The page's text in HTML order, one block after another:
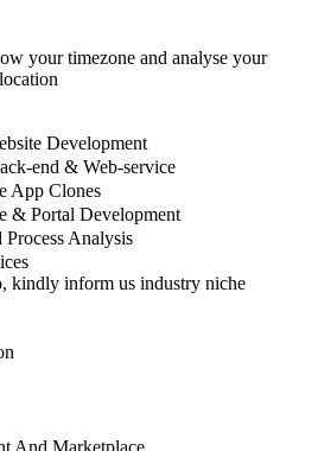
your timezone and analyse your
Development
end & Web-service
App Clones
& Portal Development
Process Analysis
kindly inform us industry niche